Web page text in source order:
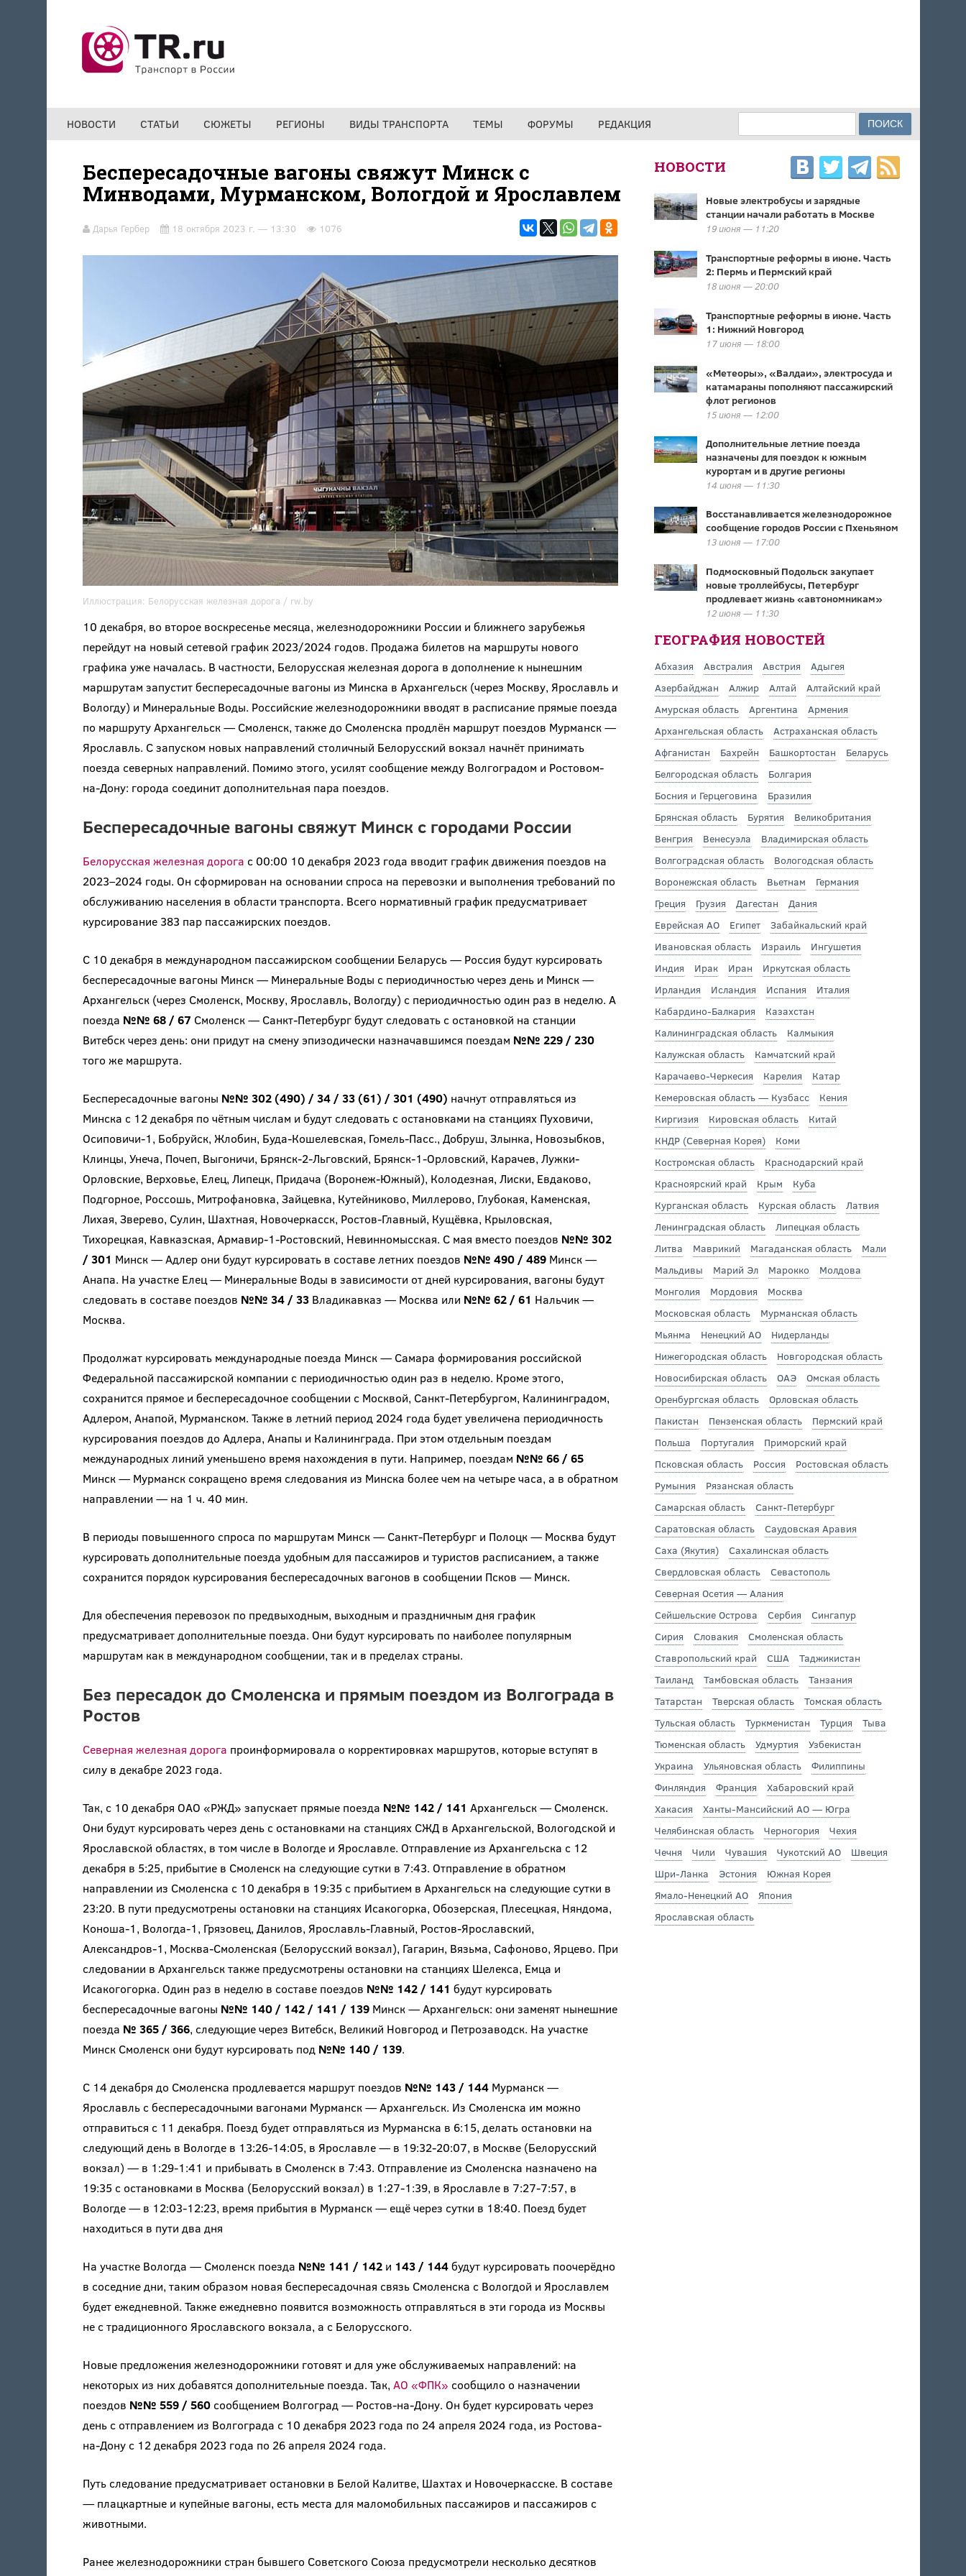
НОВОСТИ СТАТЬИ СЮЖЕТЫ РЕГИОНЫ ВИДЫ ТРАНСПОРТА ТЕМЫ ФОРУМЫ РЕДАКЦИЯ ФОРМА ПОИСКА
Беспересадочные вагоны свяжут Минск с
Минводами, Мурманском, Вологдой и Ярославлем
Дарья Гербер 18 октября 2023 г. — 13:30 1076
Иллюстрация: Белорусская железная дорога / rw.by
10 декабря, во второе воскресенье месяца, железнодорожники России и ближнего зарубежья
перейдут на новый сетевой график 2023/2024 годов. Продажа билетов на маршруты нового
графика уже началась. В частности, Белорусская железная дорога в дополнение к нынешним
маршрутам запустит беспересадочные вагоны из Минска в Архангельск (через Москву, Ярославль и
Вологду) и Минеральные Воды. Российские железнодорожники вводят в расписание прямые поезда
по маршруту Архангельск — Смоленск, также до Смоленска продлён маршрут поездов Мурманск —
Ярославль. С запуском новых направлений столичный Белорусский вокзал начнёт принимать
поезда северных направлений. Помимо этого, усилят сообщение между Волгоградом и Ростовом-
на-Дону: города соединит дополнительная пара поездов.
Беспересадочные вагоны свяжут Минск с городами России
Белорусская железная дорога с 00:00 10 декабря 2023 года вводит график движения поездов на
2023–2024 годы. Он сформирован на основании спроса на перевозки и выполнения требований по
обслуживанию населения в области транспорта. Всего нормативный график предусматривает
курсирование 383 пар пассажирских поездов.
С 10 декабря в международном пассажирском сообщении Беларусь — Россия будут курсировать
беспересадочные вагоны Минск — Минеральные Воды с периодичностью через день и Минск —
Архангельск (через Смоленск, Москву, Ярославль, Вологду) с периодичностью один раз в неделю. А
поезда №№ 68 / 67 Смоленск — Санкт-Петербург будут следовать с остановкой на станции
Витебск через день: они придут на смену эпизодически назначавшимся поездам №№ 229 / 230
того же маршрута.
Беспересадочные вагоны №№ 302 (490) / 34 / 33 (61) / 301 (490) начнут отправляться из
Минска с 12 декабря по чётным числам и будут следовать с остановками на станциях Пуховичи,
Осиповичи-1, Бобруйск, Жлобин, Буда-Кошелевская, Гомель-Пасс., Добруш, Злынка, Новозыбков,
Клинцы, Унеча, Почеп, Выгоничи, Брянск-2-Льговский, Брянск-1-Орловский, Карачев, Лужки-
Орловские, Верховье, Елец, Липецк, Придача (Воронеж-Южный), Колодезная, Лиски, Евдаково,
Подгорное, Россошь, Митрофановка, Зайцевка, Кутейниково, Миллерово, Глубокая, Каменская,
Лихая, Зверево, Сулин, Шахтная, Новочеркасск, Ростов-Главный, Кущёвка, Крыловская,
Тихорецкая, Кавказская, Армавир-1-Ростовский, Невинномысская. С мая вместо поездов №№ 302
/ 301 Минск — Адлер они будут курсировать в составе летних поездов №№ 490 / 489Минск —
Анапа. На участке Елец — Минеральные Воды в зависимости от дней курсирования, вагоны будут
следовать в составе поездов №№ 34 / 33Владикавказ — Москва или №№ 62 / 61 Нальчик —
Москва.
Продолжат курсировать международные поезда Минск — Самара формирования российской
Федеральной пассажирской компании с периодичностью один раз в неделю. Кроме этого,
сохранится прямое и беспересадочное сообщении с Москвой, Санкт-Петербургом, Калининградом,
Адлером, Анапой, Мурманском. Также в летний период 2024 года будет увеличена периодичность
курсирования поездов до Адлера, Анапы и Калининграда. При этом отдельным поездам
международных линий уменьшено время нахождения в пути. Например, поездам №№ 66 / 65
Минск — Мурманск сокращено время следования из Минска более чем на четыре часа, а в обратном
направлении — на 1 ч. 40 мин.
В периоды повышенного спроса по маршрутам Минск — Санкт-Петербург и Полоцк — Москва будут
курсировать дополнительные поезда удобным для пассажиров и туристов расписанием, а также
сохранится порядок курсирования беспересадочных вагонов в сообщении Псков — Минск.
Для обеспечения перевозок по предвыходным, выходным и праздничным дня график
предусматривает дополнительные поезда. Они будут курсировать по наиболее популярным
маршрутам как в международном сообщении, так и в пределах страны.
Без пересадок до Смоленска и прямым поездом из Волгограда в
Ростов
Северная железная дорога проинформировала о корректировках маршрутов, которые вступят в
силу в декабре 2023 года.
Так, с 10 декабря ОАО «РЖД» запускает прямые поезда №№ 142 / 141 Архангельск — Смоленск.
Они будут курсировать через день с остановками на станциях СЖД в Архангельской, Вологодской и
Ярославской областях, в том числе в Вологде и Ярославле. Отправление из Архангельска с 12
декабря в 5:25, прибытие в Смоленск на следующие сутки в 7:43. Отправление в обратном
направлении из Смоленска с 10 декабря в 19:35 с прибытием в Архангельск на следующие сутки в
23:20. В пути предусмотрены остановки на станциях Исакогорка, Обозерская, Плесецкая, Няндома,
Коноша-1, Вологда-1, Грязовец, Данилов, Ярославль-Главный, Ростов-Ярославский,
Александров-1, Москва-Смоленская (Белорусский вокзал), Гагарин, Вязьма, Сафоново, Ярцево. При
следовании в Архангельск также предусмотрены остановки на станциях Шелекса, Емца и
Исакогогорка. Один раз в неделю в составе поездов №№ 142 / 141 будут курсировать
беспересадочные вагоны №№ 140 / 142 / 141 / 139Минск — Архангельск: они заменят нынешние
поезда № 365 / 366, следующие через Витебск, Великий Новгород и Петрозаводск. На участке
Минск Смоленск они будут курсировать под №№ 140 / 139.
С 14 декабря до Смоленска продлевается маршрут поездов №№ 143 / 144Мурманск —
Ярославль с беспересадочными вагонами Мурманск — Архангельск. Из Смоленска им можно
отправиться с 11 декабря. Поезд будет отправляться из Мурманска в 6:15, делать остановки на
следующий день в Вологде в 13:26-14:05, в Ярославле — в 19:32-20:07, в Москве (Белорусский
вокзал) — в 1:29-1:41 и прибывать в Смоленск в 7:43. Отправление из Смоленска назначено на
19:35 с остановками в Москва (Белорусский вокзал) в 1:27-1:39, в Ярославле в 7:27-7:57, в
Вологде — в 12:03-12:23, время прибытия в Мурманск — ещё через сутки в 18:40. Поезд будет
находиться в пути два дня
На участке Вологда — Смоленск поезда №№ 141 / 142и 143 / 144будут курсировать поочерёдно
в соседние дни, таким образом новая беспересадочная связь Смоленска с Вологдой и Ярославлем
будет ежедневной. Также ежедневно появится возможность отправляться в эти города из Москвы
не с традиционного Ярославского вокзала, а с Белорусского.
Новые предложения железнодорожники готовят и для уже обслуживаемых направлений: на
некоторых из них добавятся дополнительные поезда. Так, АО «ФПК» сообщило о назначении
поездов №№ 559 / 560сообщением Волгоград — Ростов-на-Дону. Он будет курсировать через
день с отправлением из Волгограда с 10 декабря 2023 года по 24 апреля 2024 года, из Ростова-
на-Дону с 12 декабря 2023 года по 26 апреля 2024 года.
Путь следование предусматривает остановки в Белой Калитве, Шахтах и Новочеркасске. В составе
— плацкартные и купейные вагоны, есть места для маломобильных пассажиров и пассажиров с
животными.
Ранее железнодорожники стран бывшего Советского Союза предусмотрели несколько десятков
НОВОСТИ
Новые электробусы и зарядные
станции начали работать в Москве
19 июня — 11:20
Транспортные реформы в июне. Часть
2: Пермь и Пермский край
18 июня — 20:00
Транспортные реформы в июне. Часть
1: Нижний Новгород
17 июня — 18:00
«Метеоры», «Валдаи», электросуда и
катамараны пополняют пассажирский
флот регионов
15 июня — 12:00
Дополнительные летние поезда
назначены для поездок к южным
курортам и в другие регионы
14 июня — 11:30
Восстанавливается железнодорожное
сообщение городов России с Пхеньяном
13 июня — 17:00
Подмосковный Подольск закупает
новые троллейбусы, Петербург
продлевает жизнь «автономникам»
12 июня — 11:30
ГЕОГРАФИЯ НОВОСТЕЙ
Абхазия Австралия Австрия
Адыгея
Азербайджан
Алжир Алтай
Алтайский край
Амурская область
Аргентина
Армения
Архангельская область
Астраханская область
Афганистан
Бахрейн Башкортостан
Беларусь
Белгородская область
Болгария
Босния и Герцеговина
Бразилия
Брянская область
Бурятия
Великобритания
Венгрия
Венесуэла
Владимирская область
Волгоградская область
Вологодская область
Воронежская область
Вьетнам
Германия
Греция
Грузия Дагестан
Дания
Еврейская АО
Египет
Забайкальский край
Ивановская область
Израиль
Ингушетия
Индия
Ирак Иран
Иркутская область
Ирландия
Исландия Испания
Италия
Кабардино-Балкария
Казахстан
Калининградская область
Калмыкия
Калужская область
Камчатский край
Карачаево-Черкесия
Карелия
Катар
Кемеровская область — Кузбасс
Кения
Киргизия
Кировская область
Китай
КНДР (Северная Корея)
Коми
Костромская область
Краснодарский край
Красноярский край
Крым
Куба
Курганская область
Курская область
Латвия
Ленинградская область
Липецкая область
Литва
Маврикий Магаданская область
Мали
Мальдивы
Марий Эл Марокко
Молдова
Монголия
Мордовия
Москва
Московская область
Мурманская область
Мьянма
Ненецкий АО
Нидерланды
Нижегородская область
Новгородская область
Новосибирская область
ОАЭ
Омская область
Оренбургская область
Орловская область
Пакистан
Пензенская область
Пермский край
Польша
Португалия
Приморский край
Псковская область
Россия
Ростовская область
Румыния
Рязанская область
Самарская область
Санкт-Петербург
Саратовская область
Саудовская Аравия
Саха (Якутия)
Сахалинская область
Свердловская область
Севастополь
Северная Осетия — Алания
Сейшельские Острова
Сербия
Сингапур
Сирия
Словакия
Смоленская область
Ставропольский край
США
Таджикистан
Таиланд
Тамбовская область
Танзания
Татарстан
Тверская область
Томская область
Тульская область
Туркменистан Турция
Тыва
Тюменская область
Удмуртия
Узбекистан
Украина
Ульяновская область
Филиппины
Финляндия
Франция
Хабаровский край
Хакасия
Ханты-Мансийский АО — Югра
Челябинская область
Черногория
Чехия
Чечня
Чили Чувашия Чукотский АО
Швеция
Шри-Ланка
Эстония
Южная Корея
Ямало-Ненецкий АО
Япония
Ярославская область